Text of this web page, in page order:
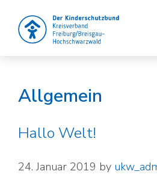
Allgemein
Hallo Welt!
24. Januar 2019 by